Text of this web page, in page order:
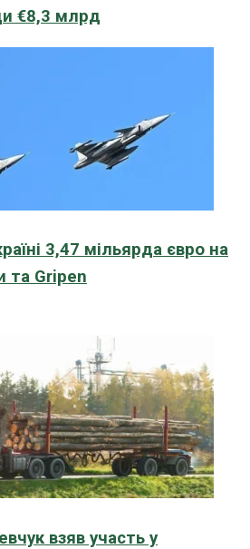
€8,3 млрд
3,47 мільярда євро на
та Gripen
взяв участь у